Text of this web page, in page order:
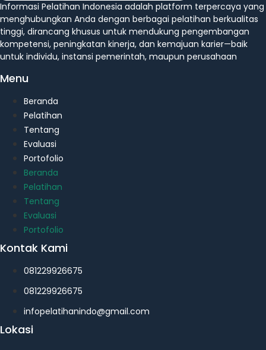
Informasi Pelatihan Indonesia adalah platform terpercaya yang
menghubungkan Anda dengan berbagai pelatihan berkualitas
tinggi, dirancang khusus untuk mendukung pengembangan
kompetensi, peningkatan kinerja, dan kemajuan karier—baik
untuk individu, instansi pemerintah, maupun perusahaan
Menu
Beranda
Pelatihan
Tentang
Evaluasi
Portofolio
Beranda
Pelatihan
Tentang
Evaluasi
Portofolio
Kontak Kami
081229926675
081229926675
infopelatihanindo@gmail.com
Lokasi